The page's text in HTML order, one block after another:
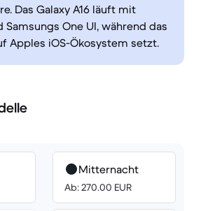
Das Galaxy A16 läuft mit
Samsungs One UI, während das
Apples iOS-Ökosystem setzt.
Mitternacht
Ab: 270.00 EUR